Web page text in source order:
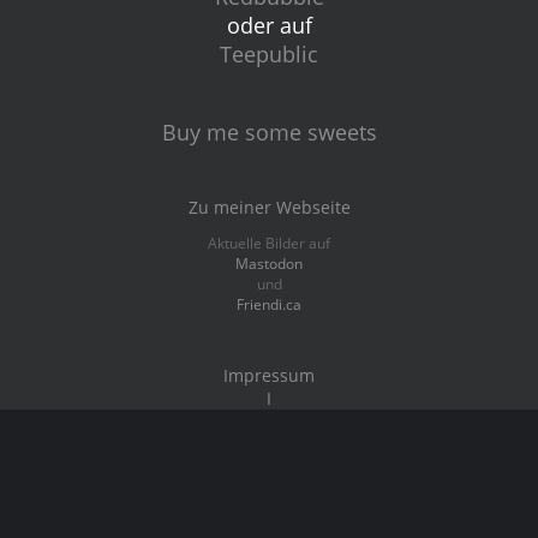
oder auf
Teepublic
Buy me some sweets
Zu meiner Webseite
Aktuelle Bilder auf
Mastodon
und
Friendi.ca
Impressum
I